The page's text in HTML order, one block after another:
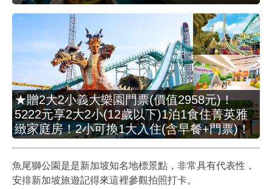
★贈2大2小義大樂園門票(價值2958元)！
5222元享2大2小(12歲以下)1泊1食住菁英雅
緻家庭房！2小可換1大入住(含早餐+門票)！
魚尾獅公園是是新加坡知名地標景點，非常具有代表性，
安排新加坡旅遊記得來這裡參觀拍照打卡。